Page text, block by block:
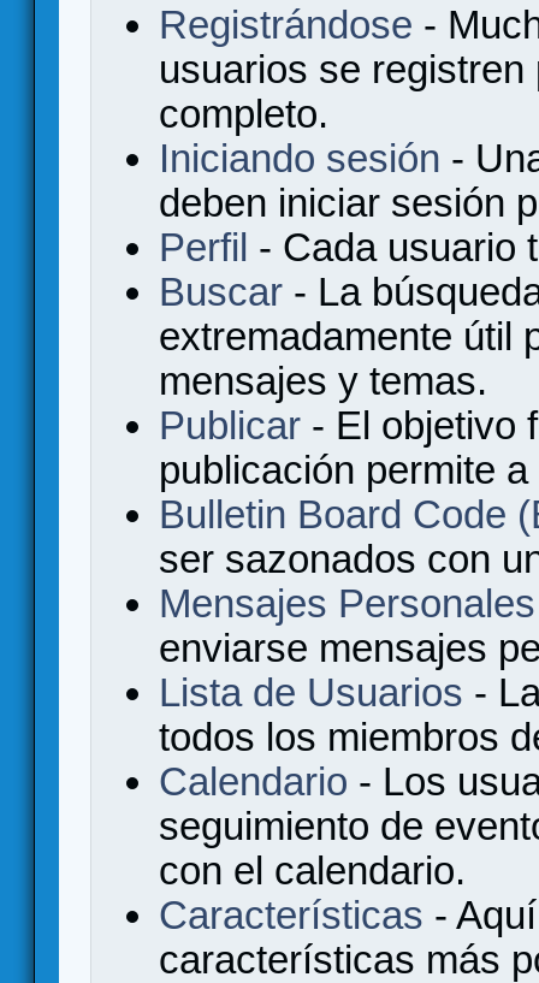
Registrándose -
usuarios se
completo.
Iniciando sesión -
deben iniciar sesión
Perfil - Cada usuario
Buscar - La
extremadamente útil
mensajes y temas.
Publicar - El objetivo
publicación permite
Bulletin Board Code
ser sazonados con
Mensajes Personales
enviarse mensajes
Lista de Usuarios -
todos los miembros
Calendario - Los
seguimiento de
con el calendario.
Características -
características más